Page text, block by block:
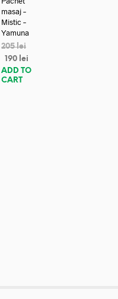
masaj –
Mistic –
Yamuna
205lei
190 lei
ADD TO
CART